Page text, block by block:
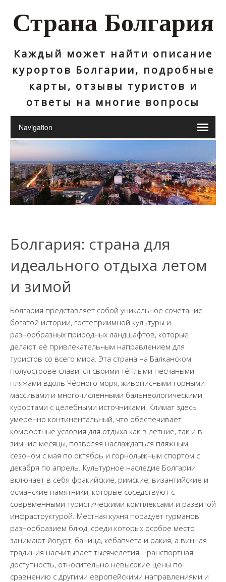
Страна Болгария
Каждый может найти описание
курортов Болгарии, подробные
карты, отзывы туристов и
ответы на многие вопросы
Болгария: страна для
идеального отдыха летом
и зимой
Болгария представляет собой уникальное сочетание
богатой истории, гостеприимной культуры и
разнообразных природных ландшафтов, которые
делают её привлекательным направлением для
туристов со всего мира. Эта страна на Балканском
полуострове славится своими тёплыми песчаными
пляжами вдоль Чёрного моря, живописными горными
массивами и многочисленными бальнеологическими
курортами с целебными источниками. Климат здесь
умеренно континентальный, что обеспечивает
комфортные условия для отдыха как в летние, так и в
зимние месяцы, позволяя наслаждаться пляжным
сезоном с мая по октябрь и горнолыжным спортом с
декабря по апрель. Культурное наследие Болгарии
включает в себя фракийские, римские, византийские и
османские памятники, которые соседствуют с
современными туристическими комплексами и развитой
инфраструктурой. Местная кухня порадует гурманов
разнообразием блюд, среди которых особое место
занимают йогурт, баница, кебапчета и ракия, а винная
традиция насчитывает тысячелетия. Транспортная
доступность, относительно невысокие цены по
сравнению с другими европейскими направлениями и